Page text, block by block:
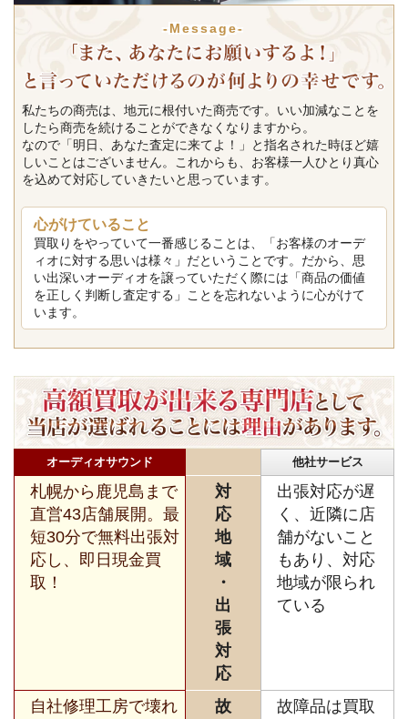
-Message-
私たちの商売は、地元に根付いた商売です。いい加減なことを
したら商売を続けることができなくなりますから。
なので「明日、あなた査定に来てよ！」と指名された時ほど嬉
しいことはございません。これからも、お客様一人ひとり真心
を込めて対応していきたいと思っています。
心がけていること
買取りをやっていて一番感じることは、「お客様のオーデ
ィオに対する思いは様々」だということです。だから、思
い出深いオーディオを譲っていただく際には「商品の価値
を正しく判断し査定する」ことを忘れないように心がけて
います。
オーディオサウンド 他社サービス
札幌から鹿児島まで
直営43店舗展開。最
短30分で無料出張対
応し、即日現金買
取！
対
応
地
域
・
出
張
対
応
出張対応が遅
く、近隣に店
舗がないこと
もあり、対応
地域が限られ
ている
自社修理工房で壊れ
故
故障品は買取